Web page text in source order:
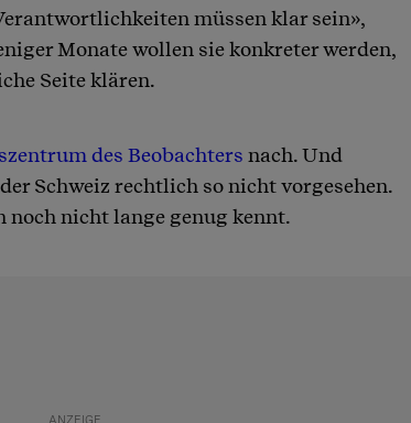
müssen klar sein»,
Monate wollen sie konkreter werden,
Seite klären.
des Beobachters nach. Und
Schweiz rechtlich so nicht vorgesehen.
nicht lange genug kennt.